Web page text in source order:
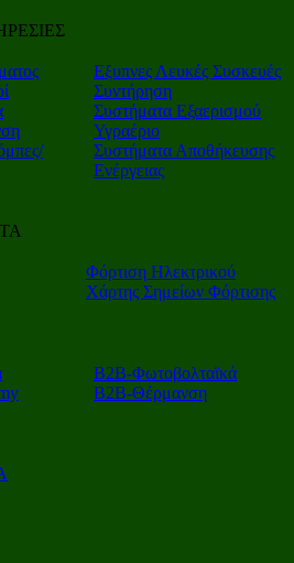
Εξυπνες Λευκές Συσκευές
Συντήρηση
Συστήματα Εξαερισμού
Υγραέριο
Συστήματα Αποθήκευσης
Ενέργειας
Φόρτιση Ηλεκτρικού
Χάρτης Σημείων Φόρτισης
Β2Β-Φωτοβολταϊκά
Β2Β-Θέρμανση